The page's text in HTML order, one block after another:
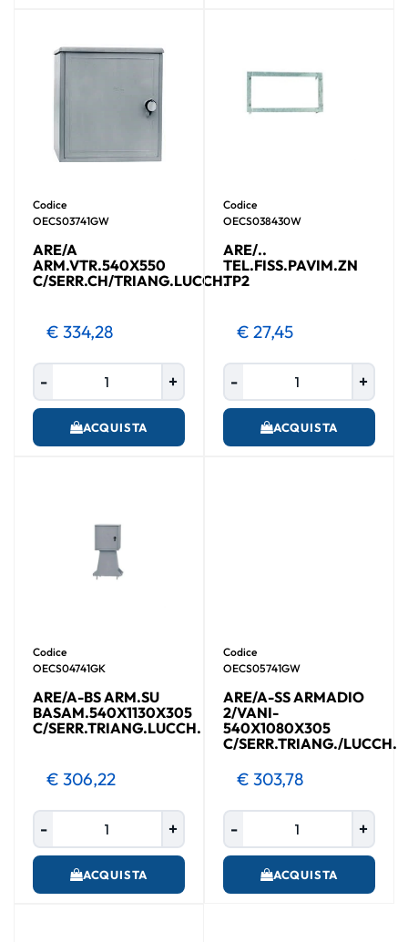
Codice
OECS03741GW
ARE/A
ARM.VTR.540X550
C/SERR.CH/TRIANG.LUCCH.
€ 334,28
ACQUISTA
Codice
OECS038430W
ARE/..
TEL.FISS.PAVIM.ZN
TP2
€ 27,45
ACQUISTA
Codice
OECS04741GK
ARE/A-BS ARM.SU
BASAM.540X1130X305
C/SERR.TRIANG.LUCCH.
€ 306,22
ACQUISTA
Codice
OECS05741GW
ARE/A-SS ARMADIO
2/VANI-
540X1080X305
C/SERR.TRIANG./LUCCH.
€ 303,78
ACQUISTA